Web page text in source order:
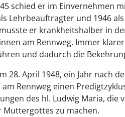
schied er im Einvernehmen
Lehrbeauftragter und 1946
er krankheitshalber in
am Rennweg. Immer
und dadurch die
28. April 1948, ein Jahr nach
am Rennweg einen
des hl. Ludwig Maria,
Muttergottes zu machen.